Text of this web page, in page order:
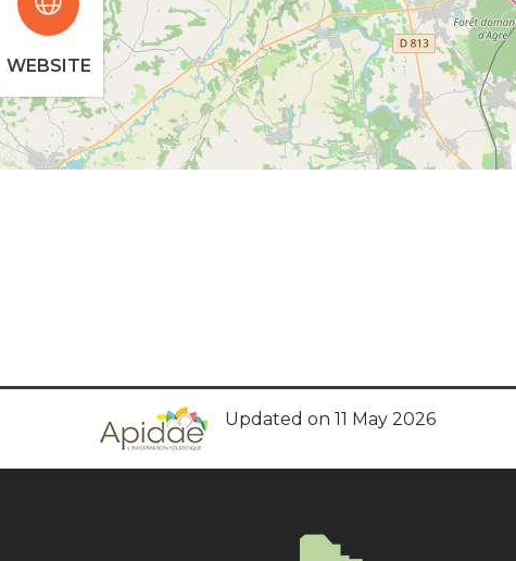
WEBSITE
Updated on 11 May 2026